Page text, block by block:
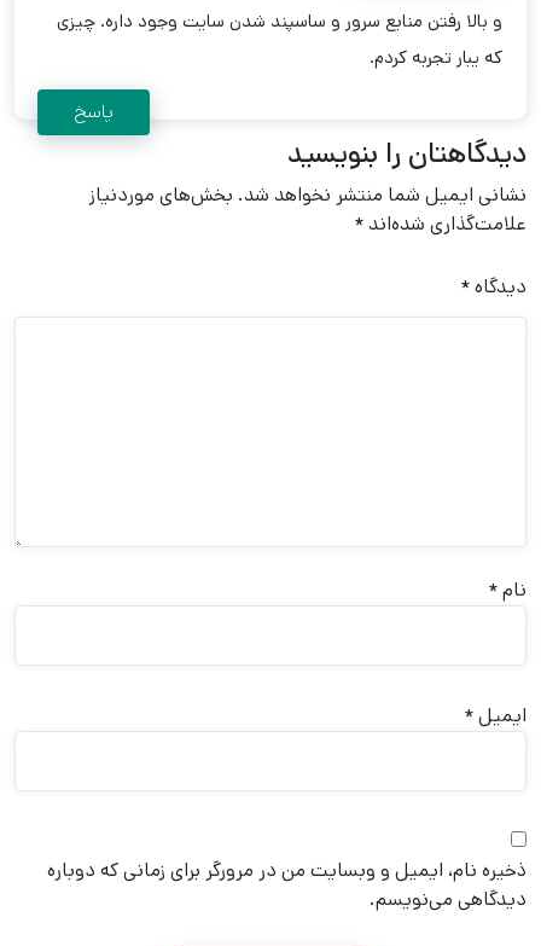
و بالا رفتن منابع سرور و ساسپند شدن سایت وجود داره. چیزی
که یبار تجربه کردم.
پاسخ
دیدگاهتان را بنویسید
نشانی ایمیل شما منتشر نخواهد شد. بخش‌های موردنیاز
علامت‌گذاری شده‌اند*
دیدگاه*
نام*
ایمیل*
ذخیره نام، ایمیل و وبسایت من در مرورگر برای زمانی که دوباره
دیدگاهی می‌نویسم.